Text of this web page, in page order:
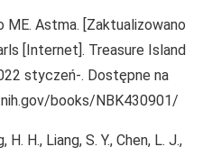
ME. Astma. [Zaktualizowano
[Internet]. Treasure Island
styczeń-. Dostępne na
books/NBK430901/
H. H., Liang, S. Y., Chen, L. J.,